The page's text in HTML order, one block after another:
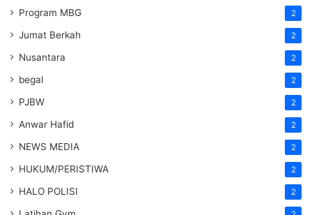
Program MBG 2
Jumat Berkah 2
Nusantara 2
begal 2
PJBW 2
Anwar Hafid 2
NEWS MEDIA 2
HUKUM/PERISTIWA 2
HALO POLISI 2